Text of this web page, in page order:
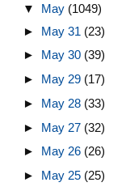
▼ May (1049)
► May 31 (23)
► May 30 (39)
► May 29 (17)
► May 28 (33)
► May 27 (32)
► May 26 (26)
► May 25 (25)